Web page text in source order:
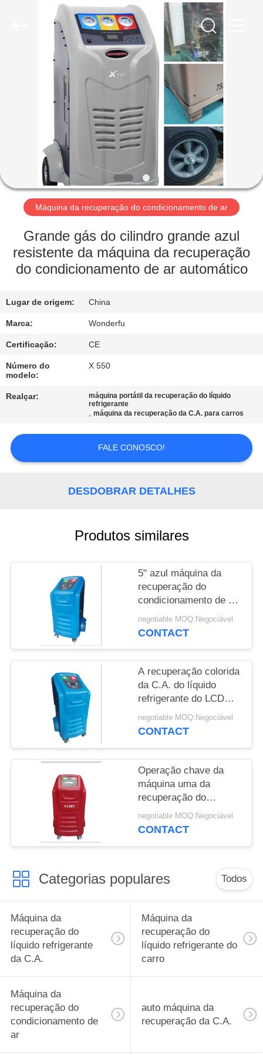
PRODUTOS
SOBRE
EXCURSÃO
FÁBRICA
CONTROLE
QUALIDADE
CONTACTE-
NOS
PEÇA
CITAÇÕES
Máquina da recuperação do condicionamento de ar
Grande gás do cilindro grande azul
resistente da máquina da recuperação
do condicionamento de ar automático
Lugar de origem: China
Marca: Wonderfu
Certificação: CE
Número do
modelo:
X 550
Realçar:
máquina portátil da recuperação do líquido
refrigerante
,máquina da recuperação da C.A. para carros
FALE CONOSCO!
DESDOBRAR DETALHES
Produtos similares
5" azul máquina da
recuperação do
condicionamento de ar
da exposição do LCD
com sistema AC660
negotiable MOQ:Negociável
CONTACT
A recuperação colorida
da C.A. do líquido
refrigerante do LCD
recarrega a máquina
para a limpeza de
negotiable MOQ:Negociável
CONTACT
Operação chave da
máquina uma da
recuperação do
condicionamento de ar
do veículo 1,8 CFM
negotiable MOQ:Negociável
CONTACT
Categorias populares Todos
Máquina da
recuperação do
líquido refrigerante
da C.A.
Máquina da
recuperação do
líquido refrigerante do
carro
Máquina da
recuperação do
condicionamento de
ar
auto máquina da
recuperação da C.A.